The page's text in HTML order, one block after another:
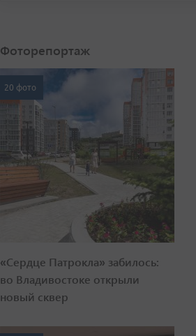
Фоторепортаж
20 фото
«Сердце Патрокла» забилось:
во Владивостоке открыли
новый сквер